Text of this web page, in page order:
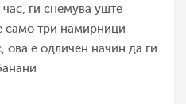
ги снемува уште
само три намирници -
е одличен начин да ги